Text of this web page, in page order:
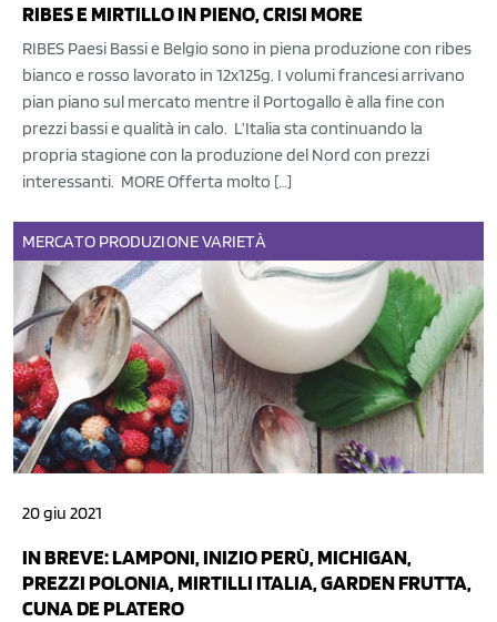
RIBES E MIRTILLO IN PIENO, CRISI MORE
RIBES Paesi Bassi e Belgio sono in piena produzione con ribes
bianco e rosso lavorato in 12x125g. I volumi francesi arrivano
pian piano sul mercato mentre il Portogallo è alla fine con
prezzi bassi e qualità in calo. L’Italia sta continuando la
propria stagione con la produzione del Nord con prezzi
interessanti. MORE Offerta molto […]
MERCATO PRODUZIONEVARIETÀ
20 giu 2021
IN BREVE: LAMPONI, INIZIO PERÙ, MICHIGAN,
PREZZI POLONIA, MIRTILLI ITALIA, GARDEN FRUTTA,
CUNA DE PLATERO